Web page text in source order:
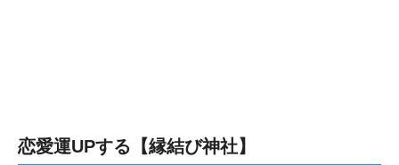
恋愛運UPする【縁結び神社】